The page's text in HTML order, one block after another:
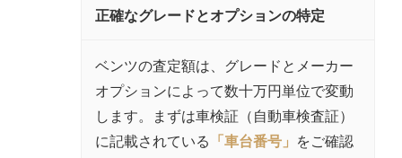
正確なグレードとオプションの特定
ベンツの査定額は、グレードとメーカー
オプションによって数十万円単位で変動
します。まずは車検証（自動車検査証）
に記載されている
「車台番号」 をご確認